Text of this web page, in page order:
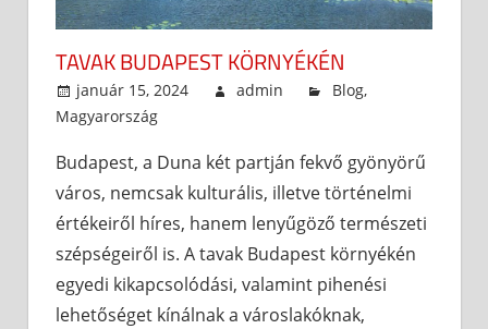
TAVAK BUDAPEST KÖRNYÉKÉN
január 15, 2024 admin Blog,
Magyarország
Budapest, a Duna két partján fekvő gyönyörű
város, nemcsak kulturális, illetve történelmi
értékeiről híres, hanem lenyűgöző természeti
szépségeiről is. A tavak Budapest környékén
egyedi kikapcsolódási, valamint pihenési
lehetőséget kínálnak a városlakóknak,